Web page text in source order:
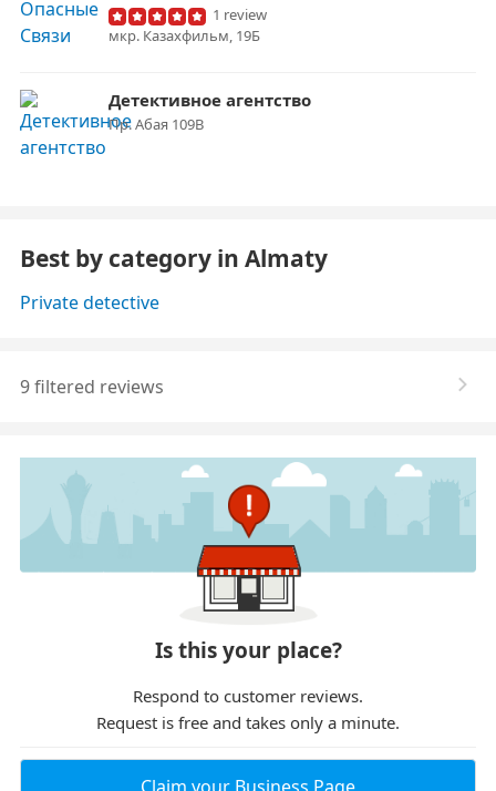
1 review
​мкр. Казахфильм, 19Б
Детективное агентство
Пр. Абая 109В
Best by category in Almaty
Private detective
9 filtered reviews
Is this your place?
Respond to customer reviews.
Request is free and takes only a minute.